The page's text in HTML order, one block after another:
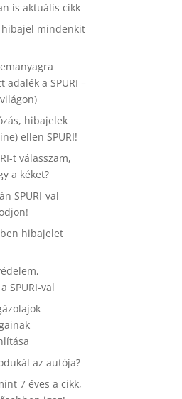
is aktuális cikk
mindenkit
adalék a SPURI –
hibajelek
ellen SPURI!
t válasszam,
a kéket?
SPURI-val
hibajelet
SPURI-val
az autója?
7 éves a cikk,